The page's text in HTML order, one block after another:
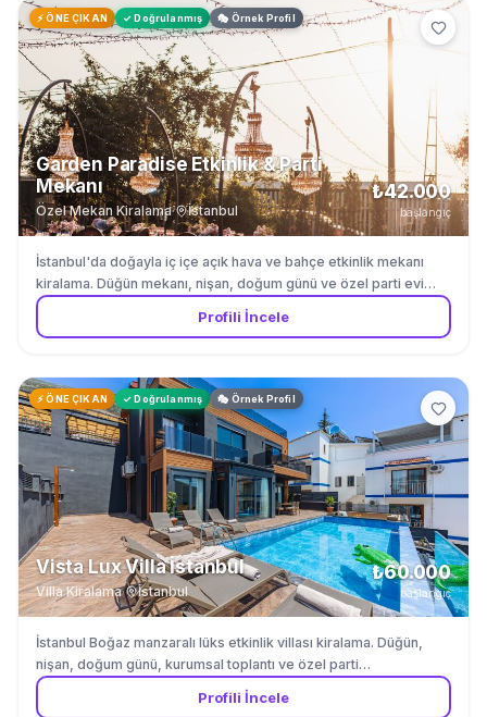
⚡ ÖNE ÇIKAN ✓ Doğrulanmış 🎭 Örnek Profil
Garden Paradise Etkinlik & Parti
Mekanı
Özel Mekan Kiralama· İstanbul
₺42.000
başlangıç
İstanbul'da doğayla iç içe açık hava ve bahçe etkinlik mekanı
kiralama. Düğün mekanı, nişan, doğum günü ve özel parti evi
olarak romantik bahçe, ahşap teras ve rustik iç mekan
seçenekleri sunuyoruz. Aydınlatma sistemleri ve bahçe
Profili İncele
⚡ ÖNE ÇIKAN ✓ Doğrulanmış 🎭 Örnek Profil
Vista Lux Villa İstanbul
Villa Kiralama· İstanbul
₺60.000
başlangıç
İstanbul Boğaz manzaralı lüks etkinlik villası kiralama. Düğün,
nişan, doğum günü, kurumsal toplantı ve özel parti
organizasyonları için özel villa. Infinity havuz, tam donanımlı
mutfak, 5 yatak odası, geniş teras ve bahçe ile maksimum 80
Profili İncele